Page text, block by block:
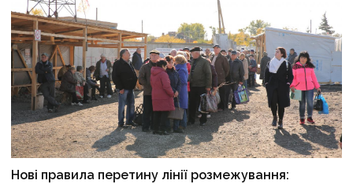
Нові правила перетину лінії розмежування: